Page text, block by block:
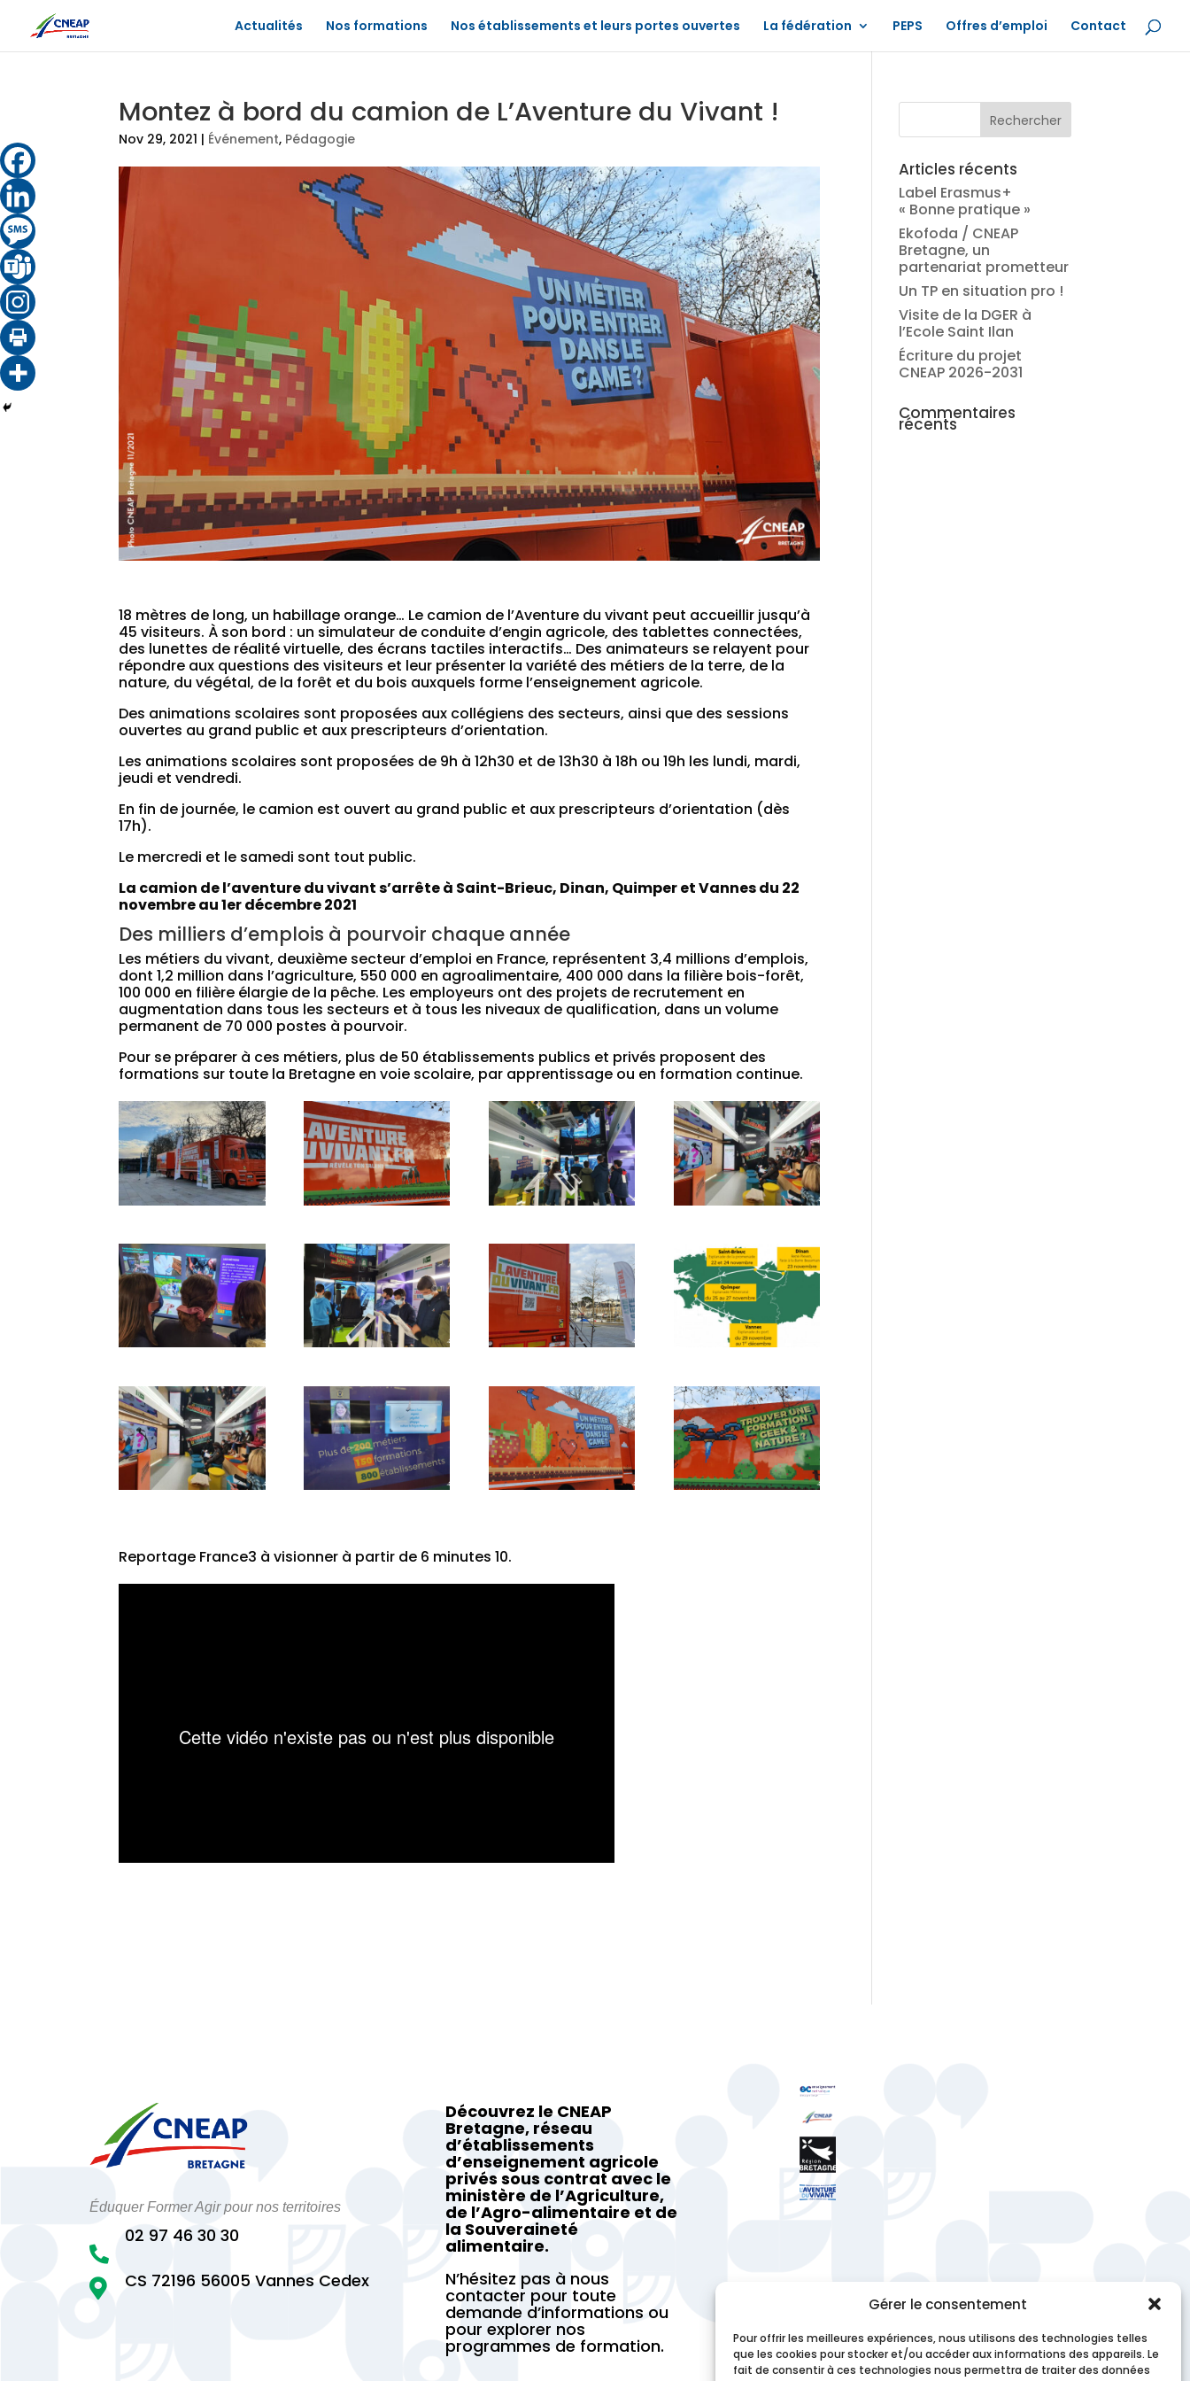
Gérer le consentement
Pour offrir les meilleures expériences, nous utilisons des technologies telles
que les cookies pour stocker et/ou accéder aux informations des appareils. Le
fait de consentir à ces technologies nous permettra de traiter des données
Actualités Nos formations Nos établissements et leurs portes ouvertes La fédération PEPS Offres d’emploi Contact
Montez à bord du camion de L’Aventure du Vivant !
Nov 29, 2021 | Événement, Pédagogie
18 mètres de long, un habillage orange… Le camion de l’Aventure du vivant peut accueillir jusqu’à
45 visiteurs. À son bord : un simulateur de conduite d’engin agricole, des tablettes connectées,
des lunettes de réalité virtuelle, des écrans tactiles interactifs… Des animateurs se relayent pour
répondre aux questions des visiteurs et leur présenter la variété des métiers de la terre, de la
nature, du végétal, de la forêt et du bois auxquels forme l’enseignement agricole.
Des animations scolaires sont proposées aux collégiens des secteurs, ainsi que des sessions
ouvertes au grand public et aux prescripteurs d’orientation.
Les animations scolaires sont proposées de 9h à 12h30 et de 13h30 à 18h ou 19h les lundi, mardi,
jeudi et vendredi.
En fin de journée, le camion est ouvert au grand public et aux prescripteurs d’orientation (dès
17h).
Le mercredi et le samedi sont tout public.
La camion de l’aventure du vivant s’arrête à Saint-Brieuc, Dinan, Quimper et Vannes du 22
novembre au 1er décembre 2021
Des milliers d’emplois à pourvoir chaque année
Les métiers du vivant, deuxième secteur d’emploi en France, représentent 3,4 millions d’emplois,
dont 1,2 million dans l’agriculture, 550 000 en agroalimentaire, 400 000 dans la filière bois-forêt,
100 000 en filière élargie de la pêche. Les employeurs ont des projets de recrutement en
augmentation dans tous les secteurs et à tous les niveaux de qualification, dans un volume
permanent de 70 000 postes à pourvoir.
Pour se préparer à ces métiers, plus de 50 établissements publics et privés proposent des
formations sur toute la Bretagne en voie scolaire, par apprentissage ou en formation continue.
Reportage France3 à visionner à partir de 6 minutes 10.
Articles récents
Label Erasmus+
« Bonne pratique »
Ekofoda / CNEAP
Bretagne, un
partenariat prometteur
Un TP en situation pro !
Visite de la DGER à
l’Ecole Saint Ilan
Écriture du projet
CNEAP 2026-2031
Commentaires
récents
Éduquer Former Agir pour nos territoires

 CS 72196 56005 Vannes Cedex
02 97 46 30 30
Découvrez le CNEAP
Bretagne, réseau
d’établissements
d’enseignement agricole
privés sous contrat avec le
ministère de l’Agriculture,
de l’Agro-alimentaire et de
la Souveraineté
alimentaire.
N’hésitez pas à nous
contacter pour toute
demande d’informations ou
pour explorer nos
programmes de formation.